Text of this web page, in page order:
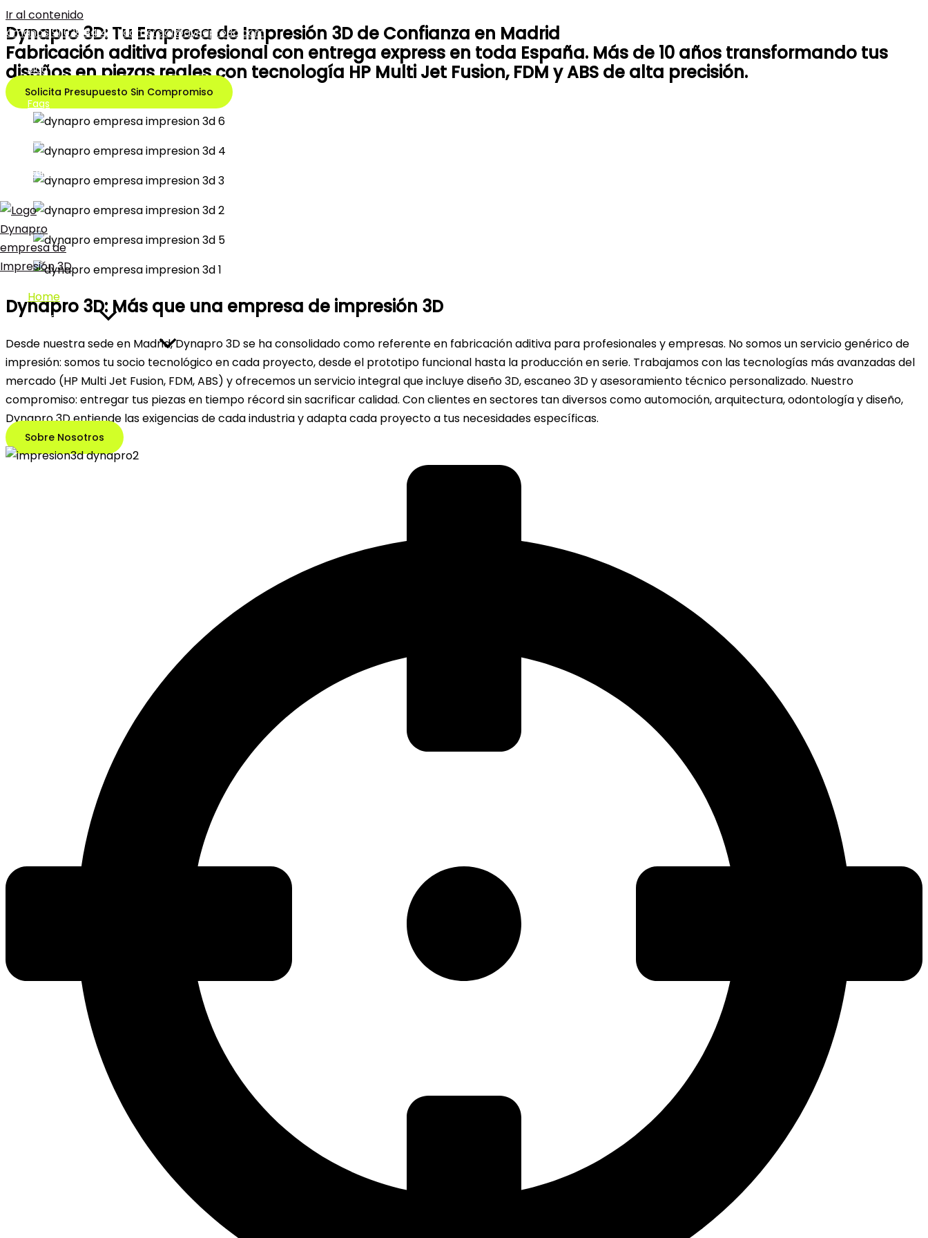
Ir al contenido
Llámanos 91 628 84 45|comercial@dynapro3d.com
Blog
Faqs
Nosotros
Galería
Home
Impresión 3D
Dynapro 3D: Tu Empresa de Impresión 3D de Confianza en Madrid
Fabricación aditiva profesional con entrega express en toda España. Más de 10 años transformando tus
diseños en piezas reales con tecnología HP Multi Jet Fusion, FDM y ABS de alta precisión.
Solicita Presupuesto Sin Compromiso
Dynapro 3D: Más que una empresa de impresión 3D
Desde nuestra sede en Madrid, Dynapro 3D se ha consolidado como referente en fabricación aditiva para profesionales y empresas. No somos un servicio genérico de
impresión: somos tu socio tecnológico en cada proyecto, desde el prototipo funcional hasta la producción en serie. Trabajamos con las tecnologías más avanzadas del
mercado (HP Multi Jet Fusion, FDM, ABS) y ofrecemos un servicio integral que incluye diseño 3D, escaneo 3D y asesoramiento técnico personalizado. Nuestro
compromiso: entregar tus piezas en tiempo récord sin sacrificar calidad. Con clientes en sectores tan diversos como automoción, arquitectura, odontología y diseño,
Dynapro 3D entiende las exigencias de cada industria y adapta cada proyecto a tus necesidades específicas.
Sobre Nosotros